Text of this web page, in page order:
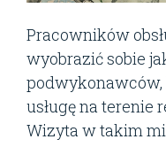
Pracowników
wyobrazić sobie
usługę na terenie
Wizyta w takim